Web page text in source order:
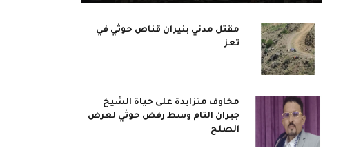
مقتل مدني بنيران قناص حوثي في
تعز
مخاوف متزايدة على حياة الشيخ
جبران التام وسط رفض حوثي لعرض
الصلح